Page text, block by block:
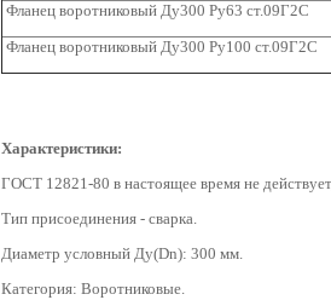
Фланец воротниковый Ду300 Ру63 ст.09Г2С
Фланец воротниковый Ду300 Ру100 ст.09Г2С
Характеристики:
ГОСТ 12821-80 в настоящее время не
Тип присоединения - сварка.
Диаметр условный Ду(Dn): 300 мм.
Категория: Воротниковые.